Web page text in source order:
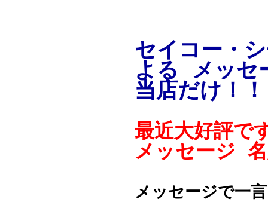
セイコー・
よる メッセ
当店だけ！！
最近大好評で
メッセージ
メッセージで一